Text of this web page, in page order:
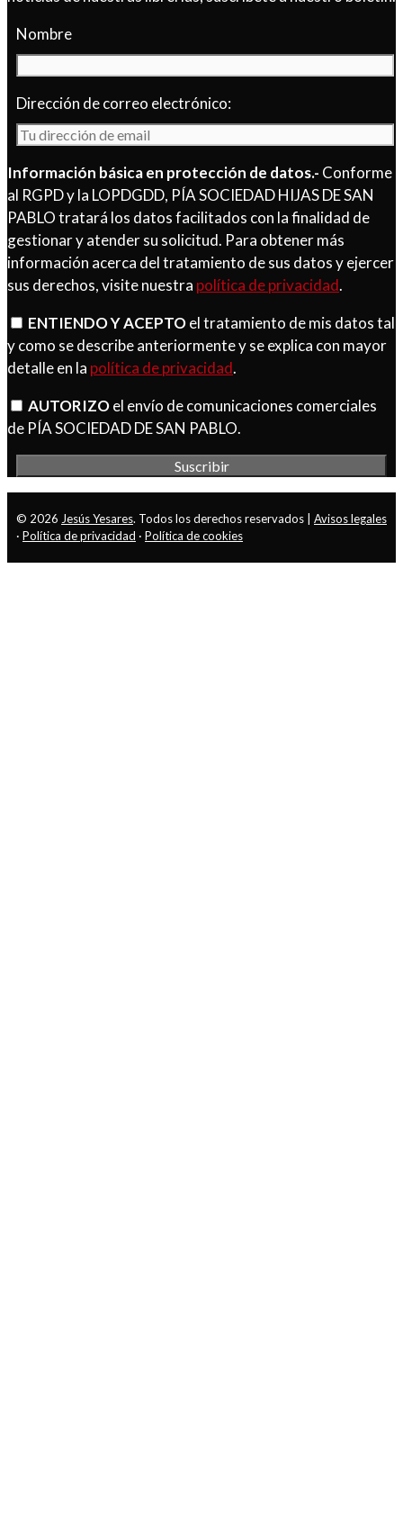
Nombre
Dirección de correo electrónico:
Información básica en protección de datos.- Conforme
al RGPD y la LOPDGDD, PÍA SOCIEDAD HIJAS DE SAN
PABLO tratará los datos facilitados con la finalidad de
gestionar y atender su solicitud. Para obtener más
información acerca del tratamiento de sus datos y ejercer
sus derechos, visite nuestra política de privacidad.
ENTIENDO Y ACEPTOel tratamiento de mis datos tal
y como se describe anteriormente y se explica con mayor
detalle en la política de privacidad.
AUTORIZOel envío de comunicaciones comerciales
de PÍA SOCIEDAD DE SAN PABLO.
© 2026 Jesús Yesares. Todos los derechos reservados | Avisos legales
· Política de privacidad · Política de cookies